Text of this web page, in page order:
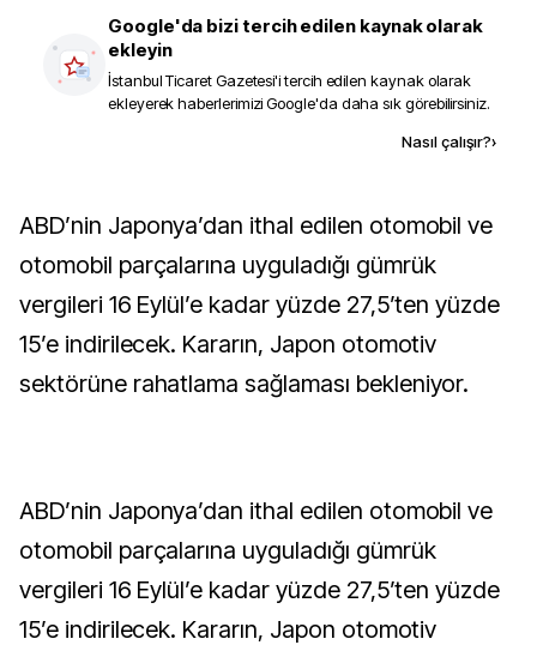
Google'da bizi tercih edilen kaynak olarak
ekleyin
İstanbul Ticaret Gazetesi'i tercih edilen kaynak olarak
ekleyerek haberlerimizi Google'da daha sık görebilirsiniz.
Nasıl çalışır?›
ABD’nin Japonya’dan ithal edilen otomobil ve
otomobil parçalarına uyguladığı gümrük
vergileri 16 Eylül’e kadar yüzde 27,5’ten yüzde
15’e indirilecek. Kararın, Japon otomotiv
sektörüne rahatlama sağlaması bekleniyor.
ABD’nin Japonya’dan ithal edilen otomobil ve
otomobil parçalarına uyguladığı gümrük
vergileri 16 Eylül’e kadar yüzde 27,5’ten yüzde
15’e indirilecek. Kararın, Japon otomotiv